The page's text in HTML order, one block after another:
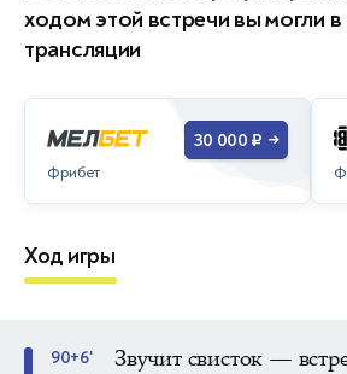
ходом этой встречи вы могли
трансляции
Фрибет
30 000 ₽ →
Ход игры
90+6'
Звучит свисток —